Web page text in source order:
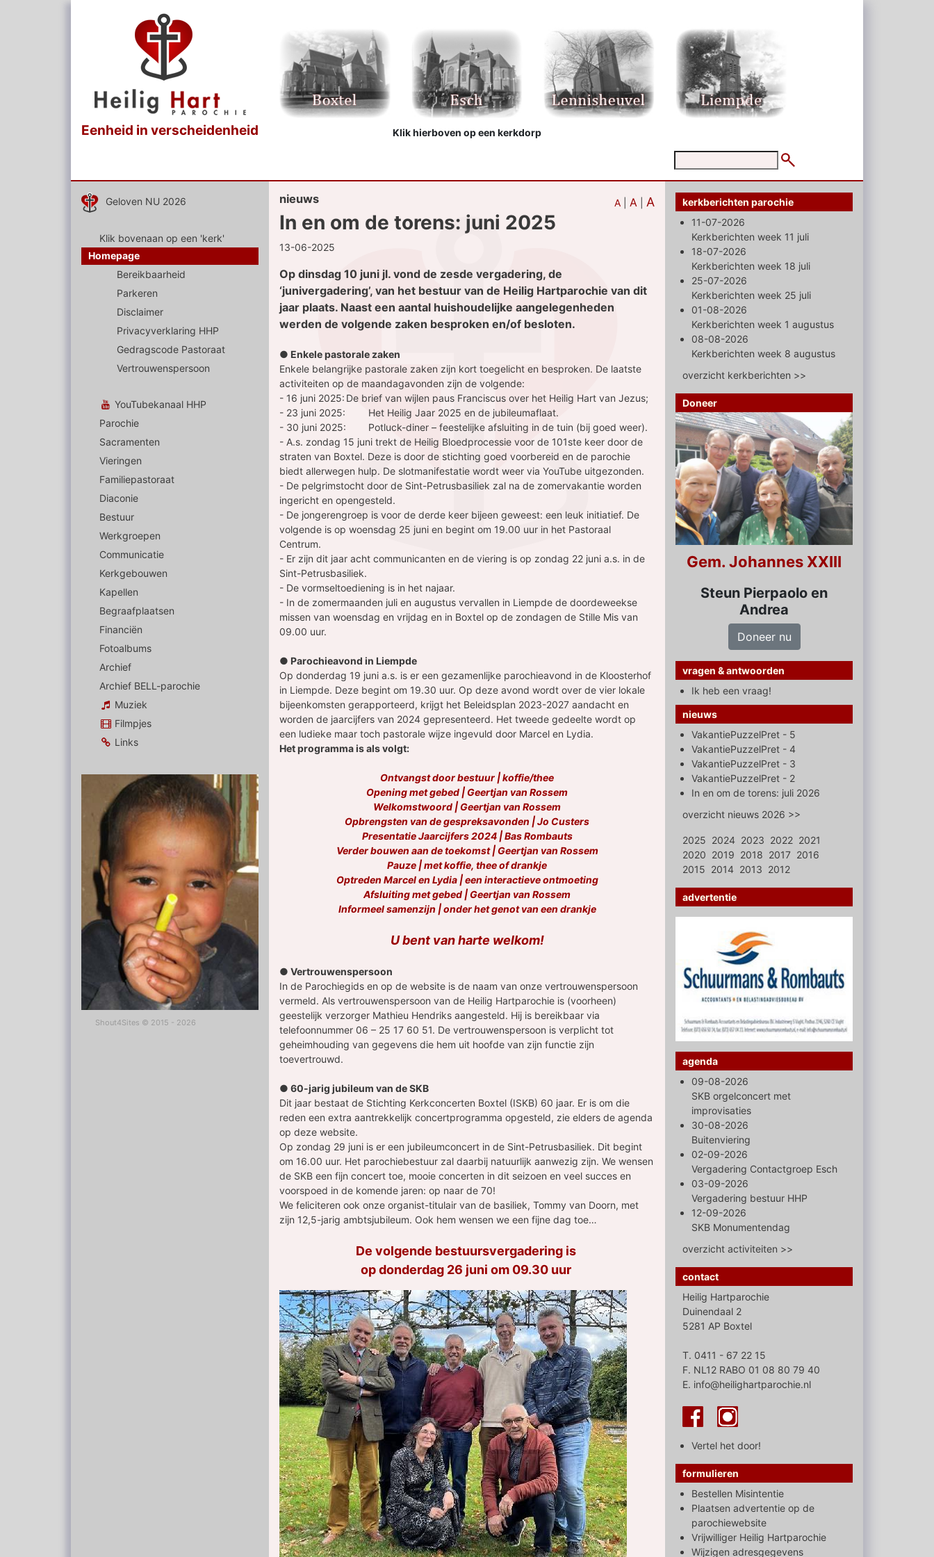
Eenheid in verscheidenheid Klik hierboven op een kerkdorp
Geloven NU 2026
Klik bovenaan op een 'kerk'
Homepage
Bereikbaarheid
Parkeren
Disclaimer
Privacyverklaring HHP
Gedragscode Pastoraat
Vertrouwenspersoon
YouTubekanaal HHP
Parochie
Sacramenten
Vieringen
Familiepastoraat
Diaconie
Bestuur
Werkgroepen
Communicatie
Kerkgebouwen
Kapellen
Begraafplaatsen
Financiën
Fotoalbums
Archief
Archief BELL-parochie
Muziek
Filmpjes
Links
Shout4Sites © 2015 - 2026
A A A
nieuws
In en om de torens: juni 2025
13-06-2025
Op dinsdag 10 juni jl. vond de zesde vergadering, de
‘junivergadering’, van het bestuur van de Heilig Hartparochie van dit
jaar plaats. Naast een aantal huishoudelijke aangelegenheden
werden de volgende zaken besproken en/of besloten.
● Enkele pastorale zaken
Enkele belangrijke pastorale zaken zijn kort toegelicht en besproken. De laatste
activiteiten op de maandagavonden zijn de volgende:
- 16 juni 2025: De brief van wijlen paus Franciscus over het Heilig Hart van Jezus;
- 23 juni 2025:
Het Heilig Jaar 2025 en de jubileumaflaat.
- 30 juni 2025:
Potluck-diner – feestelijke afsluiting in de tuin (bij goed weer).
- A.s. zondag 15 juni trekt de Heilig Bloedprocessie voor de 101ste keer door de
straten van Boxtel. Deze is door de stichting goed voorbereid en de parochie
biedt allerwegen hulp. De slotmanifestatie wordt weer via YouTube uitgezonden.
- De pelgrimstocht door de Sint-Petrusbasiliek zal na de zomervakantie worden
ingericht en opengesteld.
- De jongerengroep is voor de derde keer bijeen geweest: een leuk initiatief. De
volgende is op woensdag 25 juni en begint om 19.00 uur in het Pastoraal
Centrum.
- Er zijn dit jaar acht communicanten en de viering is op zondag 22 juni a.s. in de
Sint-Petrusbasiliek.
- De vormseltoediening is in het najaar.
- In de zomermaanden juli en augustus vervallen in Liempde de doordeweekse
missen van woensdag en vrijdag en in Boxtel op de zondagen de Stille Mis van
09.00 uur.
● Parochieavond in Liempde
Op donderdag 19 juni a.s. is er een gezamenlijke parochieavond in de Kloosterhof
in Liempde. Deze begint om 19.30 uur. Op deze avond wordt over de vier lokale
bijeenkomsten gerapporteerd, krijgt het Beleidsplan 2023-2027 aandacht en
worden de jaarcijfers van 2024 gepresenteerd. Het tweede gedeelte wordt op
een ludieke maar toch pastorale wijze ingevuld door Marcel en Lydia.
Het programma is als volgt:
Ontvangst door bestuur | koffie/thee
Opening met gebed | Geertjan van Rossem
Welkomstwoord | Geertjan van Rossem
Opbrengsten van de gespreksavonden | Jo Custers
Presentatie Jaarcijfers 2024 | Bas Rombauts
Verder bouwen aan de toekomst | Geertjan van Rossem
Pauze | met koffie, thee of drankje
Optreden Marcel en Lydia | een interactieve ontmoeting
Afsluiting met gebed | Geertjan van Rossem
Informeel samenzijn | onder het genot van een drankje
U bent van harte welkom!
● Vertrouwenspersoon
In de Parochiegids en op de website is de naam van onze vertrouwenspersoon
vermeld. Als vertrouwenspersoon van de Heilig Hartparochie is (voorheen)
geestelijk verzorger Mathieu Hendriks aangesteld. Hij is bereikbaar via
telefoonnummer 06 – 25 17 60 51. De vertrouwenspersoon is verplicht tot
geheimhouding van gegevens die hem uit hoofde van zijn functie zijn
toevertrouwd.
● 60-jarig jubileum van de SKB
Dit jaar bestaat de Stichting Kerkconcerten Boxtel (ISKB) 60 jaar. Er is om die
reden een extra aantrekkelijk concertprogramma opgesteld, zie elders de agenda
op deze website.
Op zondag 29 juni is er een jubileumconcert in de Sint-Petrusbasiliek. Dit begint
om 16.00 uur. Het parochiebestuur zal daarbij natuurlijk aanwezig zijn. We wensen
de SKB een fijn concert toe, mooie concerten in dit seizoen en veel succes en
voorspoed in de komende jaren: op naar de 70!
We feliciteren ook onze organist-titulair van de basiliek, Tommy van Doorn, met
zijn 12,5-jarig ambtsjubileum. Ook hem wensen we een fijne dag toe…
De volgende bestuursvergadering is
op donderdag 26 juni om 09.30 uur
kerkberichten parochie
11-07-2026
Kerkberichten week 11 juli
18-07-2026
Kerkberichten week 18 juli
25-07-2026
Kerkberichten week 25 juli
01-08-2026
Kerkberichten week 1 augustus
08-08-2026
Kerkberichten week 8 augustus
overzicht kerkberichten >>
Doneer
Gem. Johannes XXIII
Steun Pierpaolo en
Andrea
Doneer nu
vragen & antwoorden
Ik heb een vraag!
nieuws
VakantiePuzzelPret - 5
VakantiePuzzelPret - 4
VakantiePuzzelPret - 3
VakantiePuzzelPret - 2
In en om de torens: juli 2026
overzicht nieuws 2026 >>
2025 2024 2023 2022 2021
2020 2019 2018 2017 2016
2015 2014 2013 2012
advertentie
agenda
09-08-2026
SKB orgelconcert met
improvisaties
30-08-2026
Buitenviering
02-09-2026
Vergadering Contactgroep Esch
03-09-2026
Vergadering bestuur HHP
12-09-2026
SKB Monumentendag
overzicht activiteiten >>
contact
Heilig Hartparochie
Duinendaal 2
5281 AP Boxtel
T. 0411 - 67 22 15
F. NL12 RABO 01 08 80 79 40
E. info@heilighartparochie.nl
Vertel het door!
formulieren
Bestellen Misintentie
Plaatsen advertentie op de
parochiewebsite
Vrijwilliger Heilig Hartparochie
Wijzigen adresgegevens